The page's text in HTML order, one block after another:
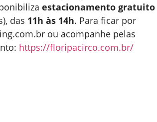
estacionamento gratuito
das 11h às 14h. Para ficar por
ou acompanhe pelas
https://floripacirco.com.br/